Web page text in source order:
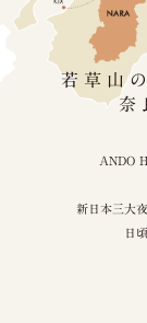
若草山
奈
ANDO
新日本三大
日